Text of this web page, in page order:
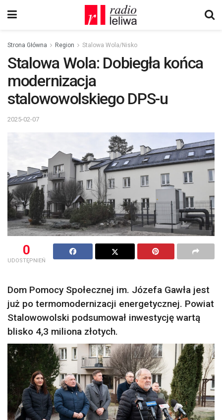
Strona Główna Region Stalowa Wola/Nisko
Stalowa Wola: Dobiegła końca
modernizacja
stalowowolskiego DPS-u
2025-02-07
0
UDOSTĘPNIEŃ
Dom Pomocy Społecznej im. Józefa Gawła jest
już po termomodernizacji energetycznej. Powiat
Stalowowolski podsumował inwestycję wartą
blisko 4,3 miliona złotych.